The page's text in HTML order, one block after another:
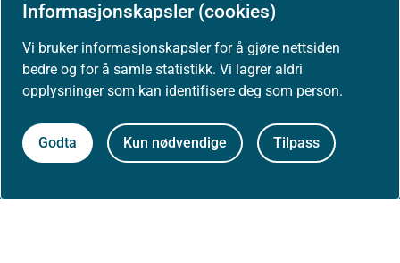
Informasjonskapsler (cookies)
Vi bruker informasjonskapsler for å gjøre nettsiden
bedre og for å samle statistikk. Vi lagrer aldri
opplysninger som kan identifisere deg som person.
Godta Kun nødvendige Tilpass
Personvernerklæring
Tilgjengelighetserklæring (uustatus.no)
Nyhetsvarsel og abonnement